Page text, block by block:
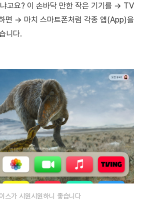
고요? 이 손바닥 만한 작은 기기를 → TV
면 → 마치 스마트폰처럼 각종 앱(App)을
니다.
스가 시원시원하니 좋습니다